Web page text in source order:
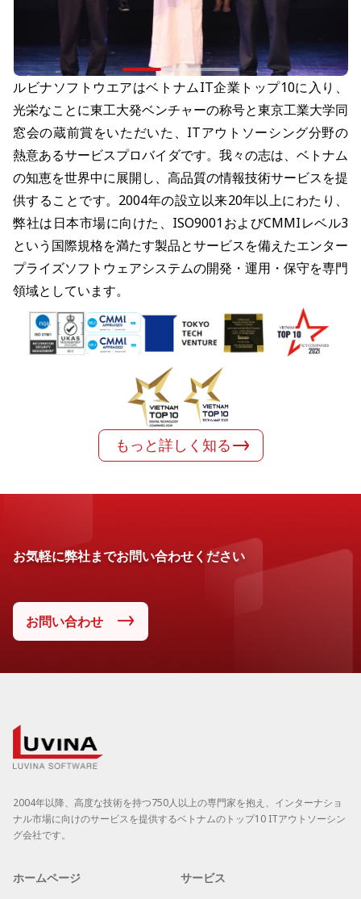
ルビナソフトウエアはベトナムIT企業トップ10に入り、
光栄なことに東工大発ベンチャーの称号と東京工業大学同
窓会の蔵前賞をいただいた、ITアウトソーシング分野の
熱意あるサービスプロバイダです。我々の志は、ベトナム
の知恵を世界中に展開し、高品質の情報技術サービスを提
供することです。2004年の設立以来20年以上にわたり、
弊社は日本市場に向けた、ISO9001およびCMMIレベル3
という国際規格を満たす製品とサービスを備えたエンター
プライズソフトウェアシステムの開発・運用・保守を専門
領域としています。
もっと詳しく知る
お気軽に弊社までお問い合わせください
お問い合わせ
2004年以降、高度な技術を持つ750人以上の専門家を抱え、インターナショ
ナル市場に向けのサービスを提供するベトナムのトップ10 ITアウトソーシン
グ会社です。
ホームページ サービス